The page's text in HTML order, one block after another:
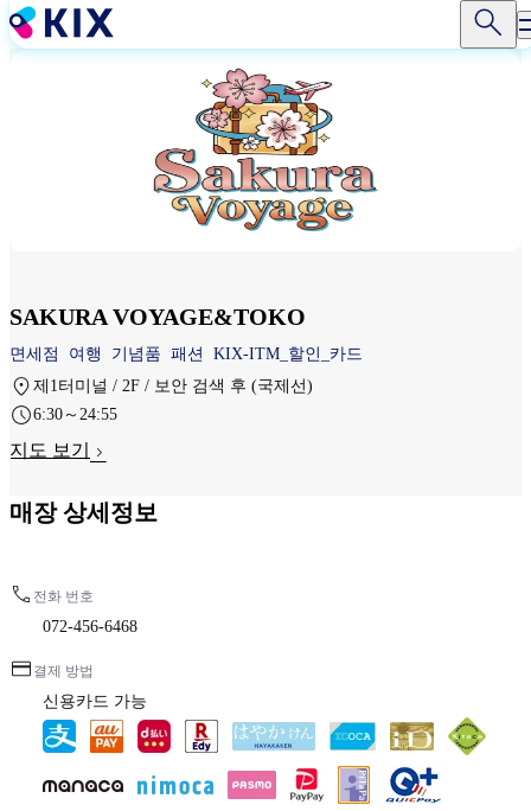
주
요
SAKURA VOYAGE&TOKO
면세점 여행 기념품 패션
KIX-ITM_할인_카드
제1터미널 / 2F / 보안 검색 후 (국제선)
6:30～24:55
지도 보기
매장 상세정보
전화 번호
072-456-6468
결제 방법
신용카드 가능